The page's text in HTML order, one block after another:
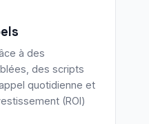
à des
des scripts
quotidienne et
(ROI)